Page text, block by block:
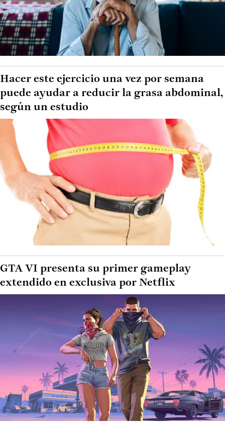
Hacer este ejercicio una vez por semana
puede ayudar a reducir la grasa abdominal,
según un estudio
GTA VI presenta su primer gameplay
extendido en exclusiva por Netflix